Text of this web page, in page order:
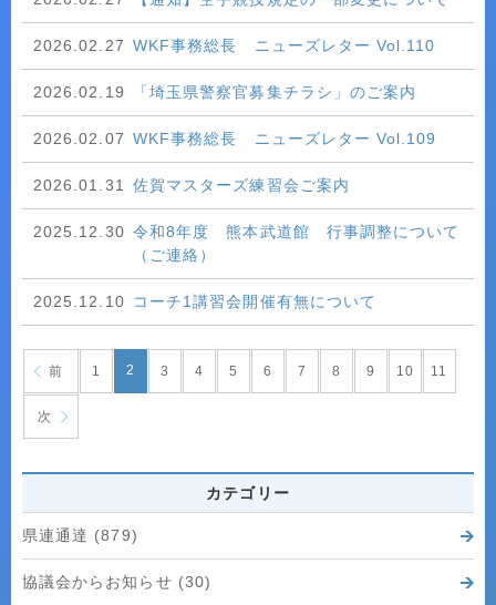
2026.02.27 WKF事務総長 ニューズレター Vol.110
2026.02.19 「埼玉県警察官募集チラシ」のご案内
2026.02.07 WKF事務総長 ニューズレター Vol.109
2026.01.31 佐賀マスターズ練習会ご案内
2025.12.30 令和8年度 熊本武道館 行事調整について
（ご連絡）
2025.12.10 コーチ1講習会開催有無について
前 1 2 3 4 5 6 7 8 9 10 11
次
カテゴリー
県連通達 (879)
協議会からお知らせ (30)